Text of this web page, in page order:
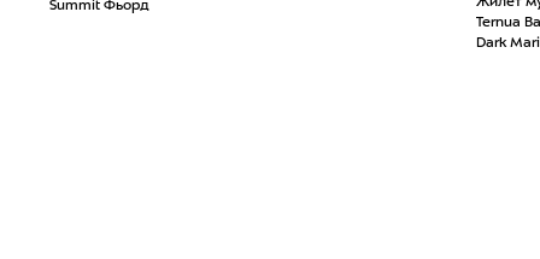
Summit Фьорд
Жилет
Ternua
Dark